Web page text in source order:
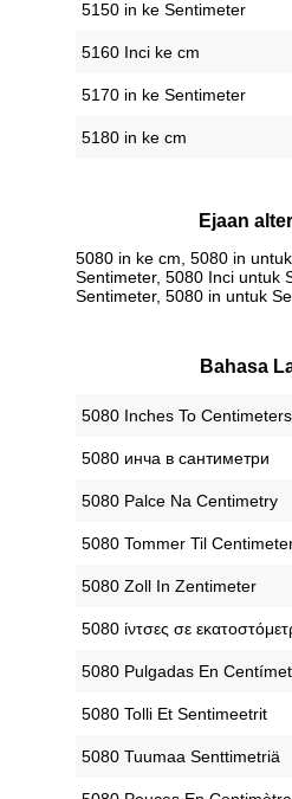
5150 in ke Sentimeter
5160 Inci ke cm
5170 in ke Sentimeter
5180 in ke cm
Ejaan
5080 in ke cm, 5080 in
Sentimeter, 5080 Inci untuk
Sentimeter, 5080 in untuk
Bahasa
‎5080 Inches To Centimeters
‎5080 инча в сантиметри
‎5080 Palce Na Centimetry
‎5080 Tommer Til
‎5080 Zoll In Zentimeter
‎5080 ίντσες σε
‎5080 Pulgadas En
‎5080 Tolli Et Sentimeetrit
‎5080 Tuumaa Senttimetriä